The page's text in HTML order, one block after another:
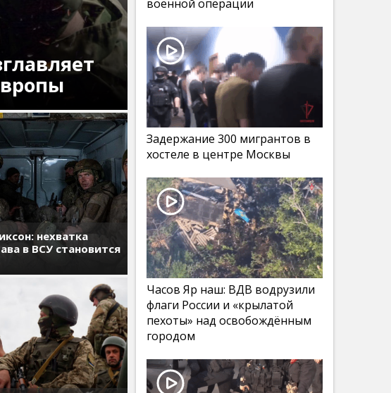
нехватка
в ВСУ становится
военной операции
Задержание 300 мигрантов в
хостеле в центре Москвы
Часов Яр наш: ВДВ водрузили
флаги России и «крылатой
пехоты» над освобождённым
городом